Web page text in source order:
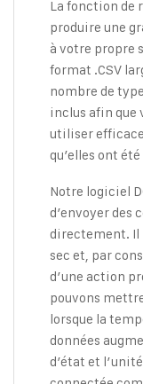
La fonction de
produire une
à votre propre
format .CSV
nombre de
inclus afin que
utiliser
qu’elles ont
Notre logiciel
d’envoyer des
directement. Il
sec et, par
d’une action
pouvons
lorsque la
données
d’état et